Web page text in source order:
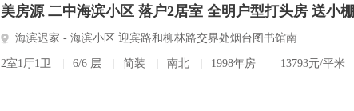
美房源 二中海滨小区 落户2居室 全明户型打头房 送小棚
海滨迟家 - 海滨小区 迎宾路和柳林路交界处烟台图书馆南
2室1厅1卫 6/6 层 简装 南北 1998年房 13793元/平米